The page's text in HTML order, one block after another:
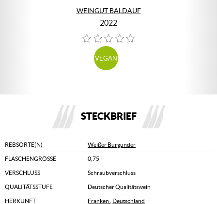
WEINGUT BALDAUF
2022
VEGAN
STECKBRIEF
REBSORTE(N) Weißer Burgunder
FLASCHENGRÖSSE 0,75 l
VERSCHLUSS Schraubverschluss
QUALITÄTSSTUFE Deutscher Qualitätswein
HERKUNFT Franken Deutschland